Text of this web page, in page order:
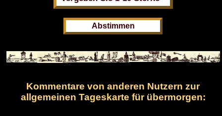
Kommentare von anderen Nutzern zur
allgemeinen Tageskarte für übermorgen: